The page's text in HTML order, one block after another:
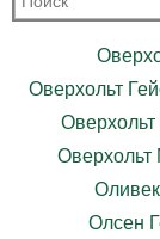
Оверхольт
Оверхольт
Олсен